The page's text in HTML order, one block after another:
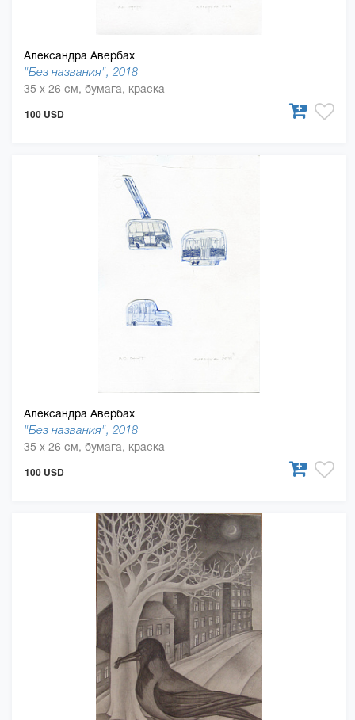
Александра Авербах
"Без названия", 2018
35 x 26 см, бумага, краска
100 USD
Александра Авербах
"Без названия", 2018
35 x 26 см, бумага, краска
100 USD